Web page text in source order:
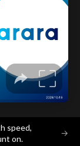
speed,
on.
→